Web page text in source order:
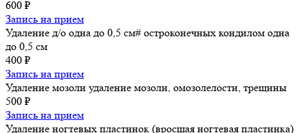
600 ₽
Запись на прием
Удаление д/о одна до 0,5 см# остроконечных кондилом одна
до 0,5 см
400 ₽
Запись на прием
Удаление мозоли удаление мозоли, омозолелости, трещины
500 ₽
Запись на прием
Удаление ногтевых пластинок (вросшая ногтевая пластинка)